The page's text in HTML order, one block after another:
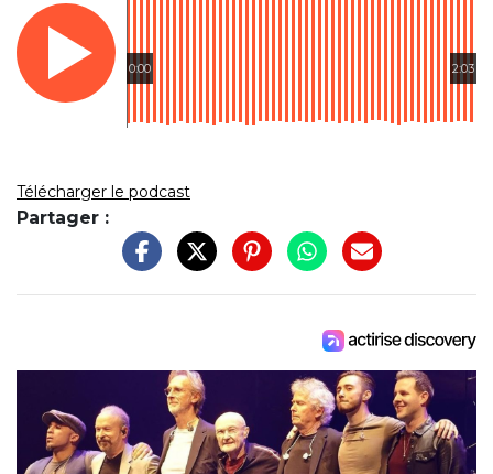
0:00 2:03
Télécharger le podcast
Partager :